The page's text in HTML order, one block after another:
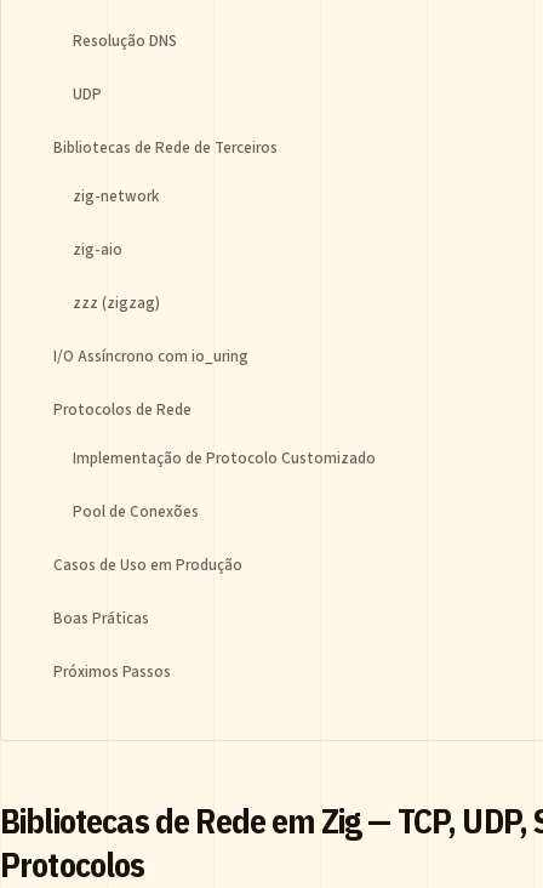
Resolução DNS
UDP
Bibliotecas de Rede de Terceiros
zig-network
zig-aio
zzz (zigzag)
I/O Assíncrono com io_uring
Protocolos de Rede
Implementação de Protocolo Customizado
Pool de Conexões
Casos de Uso em Produção
Boas Práticas
Próximos Passos
Bibliotecas de Rede em Zig — TCP, UDP,
Protocolos